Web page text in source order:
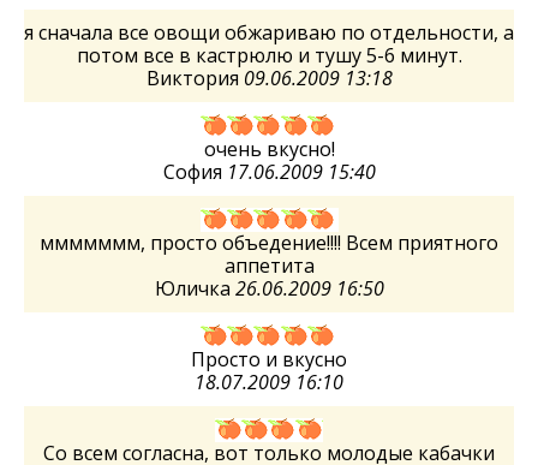
я сначала все овощи обжариваю по отдельности, а
потом все в кастрюлю и тушу 5-6 минут.
Виктория 09.06.2009 13:18
очень вкусно!
София 17.06.2009 15:40
ммммммм, просто объедение!!!! Всем приятного
аппетита
Юличка 26.06.2009 16:50
Просто и вкусно
18.07.2009 16:10
Со всем согласна, вот только молодые кабачки